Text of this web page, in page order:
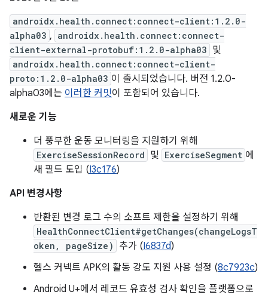
androidx.health.connect:connect-client:1.2.0-
alpha03 , androidx.health.connect:connect-
client-external-protobuf:1.2.0-alpha03 및
androidx.health.connect:connect-client-
proto:1.2.0-alpha03 이 출시되었습니다. 버전 1.2.0-
alpha03에는 이러한 커밋이 포함되어 있습니다.
새로운 기능
더 풍부한 운동 모니터링을 지원하기 위해
ExerciseSessionRecord 및 ExerciseSegment 에
새 필드 도입 (I3c176)
API 변경사항
반환된 변경 로그 수의 소프트 제한을 설정하기 위해
HealthConnectClient#getChanges(changeLogsT
oken, pageSize)
추가 (I6837d)
헬스 커넥트 APK의 활동 강도 지원 사용 설정 (8c7923c)
Android U+에서 레코드 유효성 검사 확인을 플랫폼으로